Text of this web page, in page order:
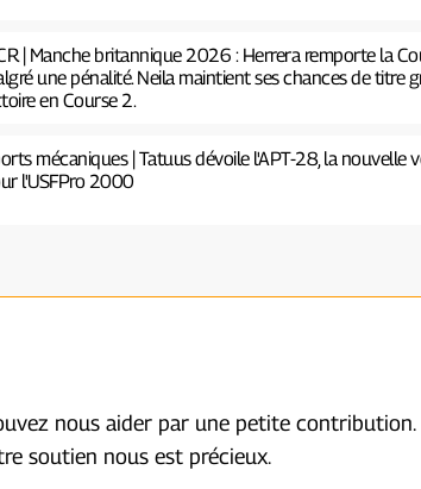
| Manche britannique 2026 : Herrera remporte la
une pénalité. Neila maintient ses chances de titre
en Course 2.
mécaniques | Tatuus dévoile l'APT-28, la nouvelle
l'USFPro 2000
nous aider par une petite contribution.
soutien nous est précieux.